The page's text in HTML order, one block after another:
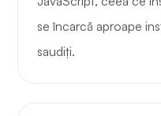
se încarcă aproape
saudiți.